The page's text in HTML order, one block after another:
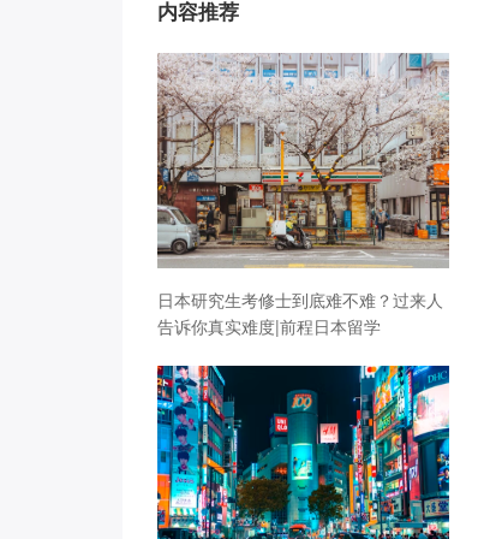
内容推荐
日本研究生考修士到底难不难？过来人
告诉你真实难度|前程日本留学